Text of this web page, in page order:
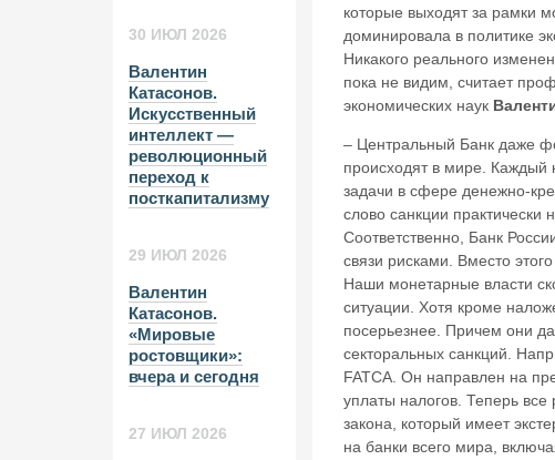
30 ИЮЛ 2026
Валентин
Катасонов.
Искусственный
интеллект —
революционный
переход к
посткапитализму
29 ИЮЛ 2026
Валентин
Катасонов.
«Мировые
ростовщики»:
вчера и сегодня
27 ИЮЛ 2026
которые выходят за рамки
доминировала в политике
Никакого реального
пока не видим, считает
экономических наук
– Центральный Банк даже
происходят в мире. Каждый
задачи в сфере денежно-
слово санкции практически
Соответственно, Банк
связи рисками. Вместо
Наши монетарные власти
ситуации. Хотя кроме
посерьезнее. Причем они
секторальных санкций.
FATCA. Он направлен на
уплаты налогов. Теперь
закона, который имеет
на банки всего мира,